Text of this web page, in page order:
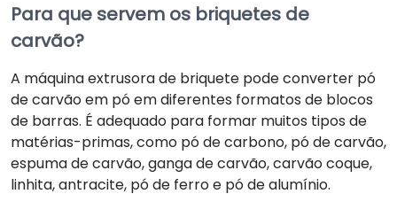
Para que servem os briquetes de
carvão?
A máquina extrusora de briquete pode converter pó
de carvão em pó em diferentes formatos de blocos
de barras. É adequado para formar muitos tipos de
matérias-primas, como pó de carbono, pó de carvão,
espuma de carvão, ganga de carvão, carvão coque,
linhita, antracite, pó de ferro e pó de alumínio.